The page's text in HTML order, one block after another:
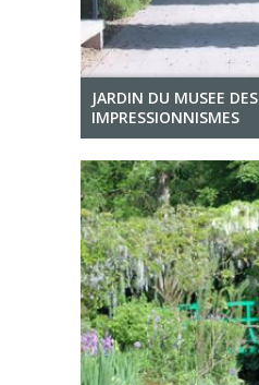
JARDIN DU MUSEE DES
IMPRESSIONNISMES